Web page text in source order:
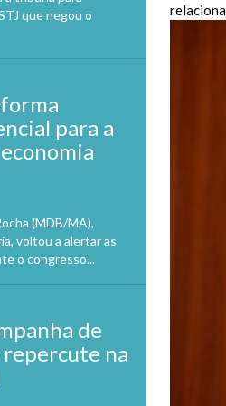
que negou o
para a
(MDB/MA),
voltou a alertar as
o congresso...
de
repercute na